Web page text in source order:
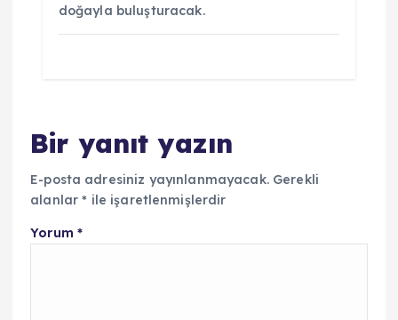
doğayla buluşturacak.
Bir yanıt yazın
E-posta adresiniz yayınlanmayacak. Gerekli
alanlar* ile işaretlenmişlerdir
Yorum *